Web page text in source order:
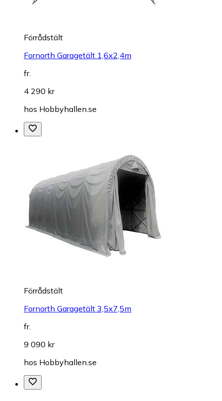
Förrådstält
Fornorth Garagetält 1,6x2,4m
fr.
4 290 kr
hos Hobbyhallen.se
Förrådstält
Fornorth Garagetält 3,5x7,5m
fr.
9 090 kr
hos Hobbyhallen.se